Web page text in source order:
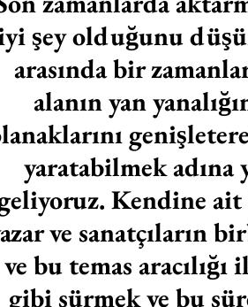
#GEÇMİŞTEBUGÜN XXY
TUHAF AÇI SINIRSIZ
şey olduğunu
arasında bir
alanın yan
yaratabilmek adına
Kendine ait
ve sanatçıların
ve bu temas
gibi sürmek ve bu